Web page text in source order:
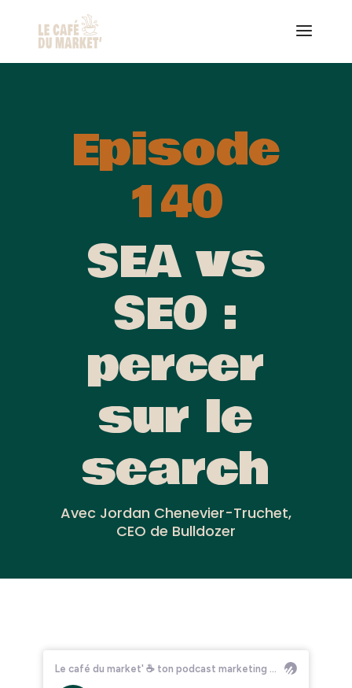
Episode
140
SEA vs
SEO :
percer
sur le
search
Avec Jordan Chenevier-Truchet,
CEO de Bulldozer